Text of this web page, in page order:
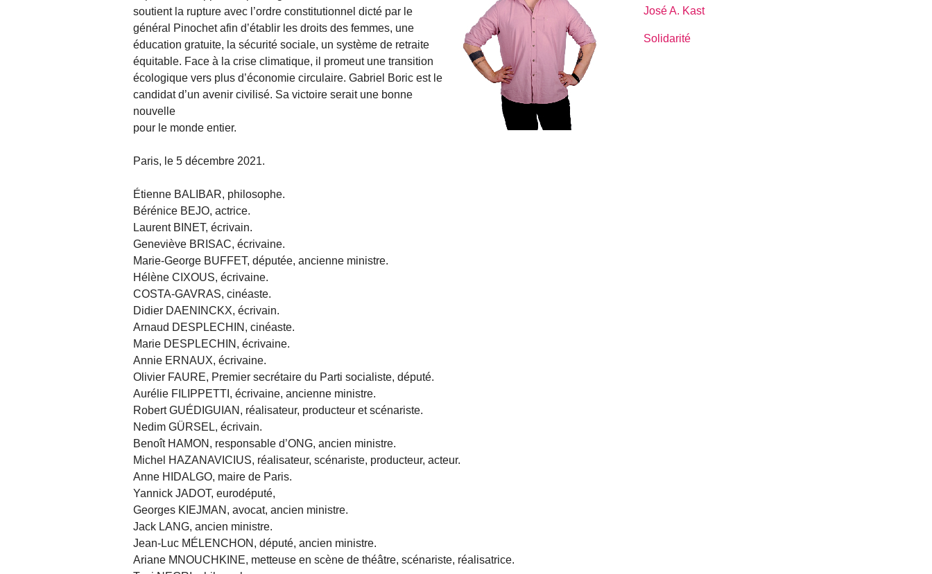
soutient la rupture avec l’ordre constitutionnel dicté par le
général Pinochet afin d’établir les droits des femmes, une
éducation gratuite, la sécurité sociale, un système de retraite
équitable. Face à la crise climatique, il promeut une transition
écologique vers plus d’économie circulaire. Gabriel Boric est le
candidat d’un avenir civilisé. Sa victoire serait une bonne
nouvelle
pour le monde entier.
Paris, le 5 décembre 2021.
Étienne BALIBAR, philosophe.
Bérénice BEJO, actrice.
Laurent BINET, écrivain.
Geneviève BRISAC, écrivaine.
Marie-George BUFFET, députée, ancienne ministre.
Hélène CIXOUS, écrivaine.
COSTA-GAVRAS, cinéaste.
Didier DAENINCKX, écrivain.
Arnaud DESPLECHIN, cinéaste.
Marie DESPLECHIN, écrivaine.
Annie ERNAUX, écrivaine.
Olivier FAURE, Premier secrétaire du Parti socialiste, député.
Aurélie FILIPPETTI, écrivaine, ancienne ministre.
Robert GUÉDIGUIAN, réalisateur, producteur et scénariste.
Nedim GÜRSEL, écrivain.
Benoît HAMON, responsable d’ONG, ancien ministre.
Michel HAZANAVICIUS, réalisateur, scénariste, producteur, acteur.
Anne HIDALGO, maire de Paris.
Yannick JADOT, eurodéputé,
Georges KIEJMAN, avocat, ancien ministre.
Jack LANG, ancien ministre.
Jean-Luc MÉLENCHON, député, ancien ministre.
Ariane MNOUCHKINE, metteuse en scène de théâtre, scénariste, réalisatrice.
José A. Kast
Solidarité